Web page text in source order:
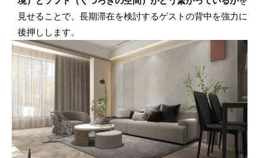
見せることで、長期滞在を検討するゲストの背中を強力に
後押しします。